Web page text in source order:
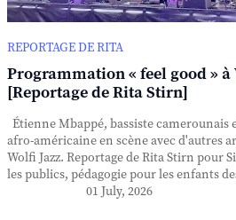
REPORTAGE DE RITA
Programmation « feel good » à
[Reportage de Rita Stirn]
Étienne Mbappé, bassiste camerounais
afro-américaine en scène avec d'autres
Wolfi Jazz. Reportage de Rita Stirn pour
les publics, pédagogie pour les enfants
01 July, 2026